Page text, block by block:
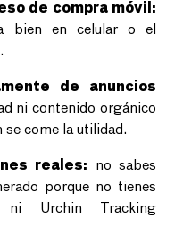
de compra móvil:
bien en celular o el
de anuncios
ni contenido orgánico
se come la utilidad.
reales: no sabes
porque no tienes
ni Urchin Tracking